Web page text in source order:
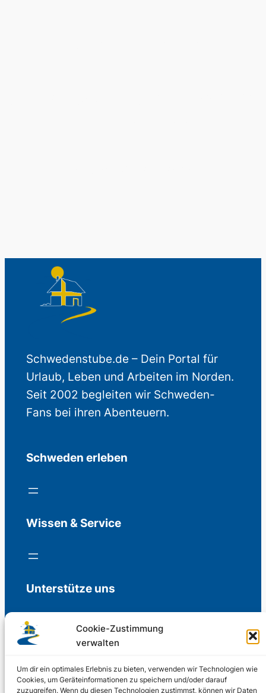
Cookie-Zustimmung
verwalten
Um dir ein optimales Erlebnis zu bieten, verwenden wir Technologien wie
Cookies, um Geräteinformationen zu speichern und/oder darauf
zuzugreifen. Wenn du diesen Technologien zustimmst, können wir Daten
Schwedenstube.de – Dein Portal für
Urlaub, Leben und Arbeiten im Norden.
Seit 2002 begleiten wir Schweden-
Fans bei ihren Abenteuern.
Schweden erleben
Wissen & Service
Unterstütze uns
Freiwillige Spenden für die Aufrechterhaltung